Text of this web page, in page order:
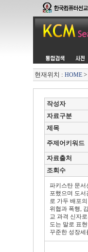
현재위치 : HOME>
작성자
자료구분
제목
주제어키워드
자료출처
조회수
파키스탄 문서
포했으며 도
로 가두 배포
위협과 폭행,
교 과격 신자
도는 말로 표
꾸준한 성장세